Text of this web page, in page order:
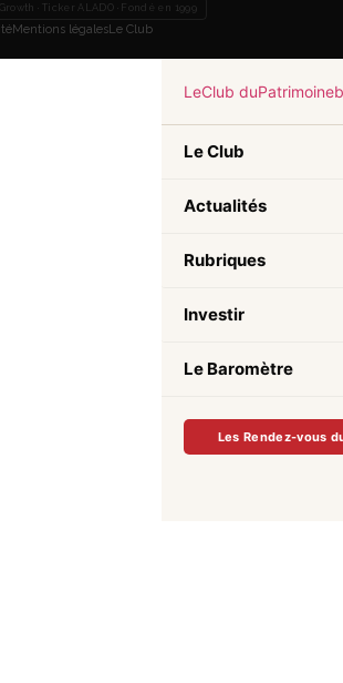
· Ticker ALADO · Fondé en 1999
Mentions légalesLe Club
LeClub duPatrimoine
Le Club
Actualités
Rubriques
Investir
Le Baromètre
Les Rendez-vous